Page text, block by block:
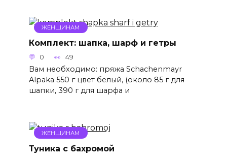
ЖЕНЩИНАМ
Комплект: шапка, шарф и гетры
0 49
Вам необходимо: пряжа Schachenmayr
Alpaka 550 г цвет белый, (около 85 г для
шапки, 390 г для шарфа и
ЖЕНЩИНАМ
Туника с бахромой